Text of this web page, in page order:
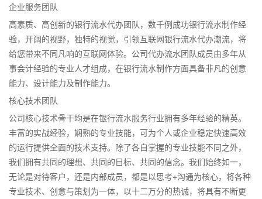
企业服务团队
高素质、高创新的银行流水代办团队，数千例成功银行流水制作经
验，开阔的视野，独特的视觉，引领互联网银行流水代办潮流，将
给您带来不同凡响的互联网体验。公司代办流水团队成员由多年从
事会计经验的专业人才组成，在银行流水制作方面具备非凡的创意
能力、设计能力及制作能力。
核心技术团队
公司核心技术骨干均是在银行流水服务行业拥有多年经验的精英。
丰富的实战经验，娴熟的专业技能，可为个人或企业稳定快速高效
的运行提供全面的技术支持。除了各自掌握的专业技能不同之外，
我们拥有共同的理想、共同的目标、共同的信念。我们始终如一，
无论是对待客户，还是内部成员，都是以思考+沟通为核心，将各种
专业技术、创意与策划为一体，以十二万分的热诚，将具有不断更